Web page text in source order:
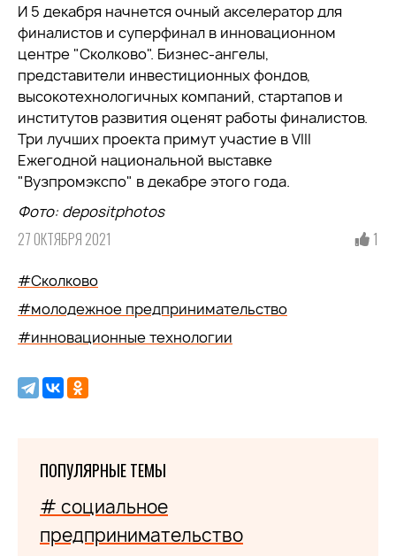
И 5 декабря начнется очный акселератор для
финалистов и суперфинал в инновационном
центре "Сколково". Бизнес-ангелы,
представители инвестиционных фондов,
высокотехнологичных компаний, стартапов и
институтов развития оценят работы финалистов.
Три лучших проекта примут участие в VIII
Ежегодной национальной выставке
"Вузпромэкспо" в декабре этого года.
Фото: depositphotos
27 ОКТЯБРЯ 2021 1
#Сколково
#молодежное предпринимательство
#инновационные технологии
ПОПУЛЯРНЫЕ ТЕМЫ
# социальное
предпринимательство